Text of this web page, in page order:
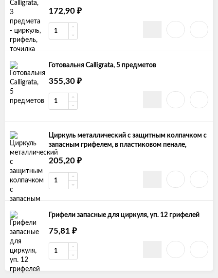
172,90 ₽
Готовальня Calligrata, 5 предметов
355,30 ₽
Циркуль металлический с защитным колпачком с
запасным грифелем, в пластиковом пенале,
205,20 ₽
Грифели запасные для циркуля, уп. 12 грифелей
75,81 ₽